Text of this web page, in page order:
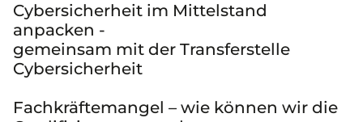
Cybersicherheit im Mittelstand
anpacken -
gemeinsam mit der Transferstelle
Cybersicherheit
Fachkräftemangel – wie können wir die